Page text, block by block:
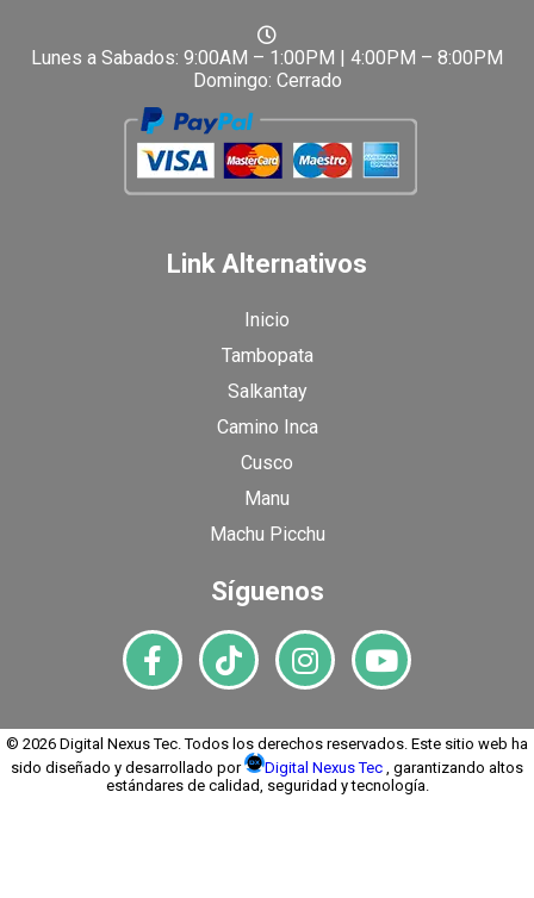
Lunes a Sabados: 9:00AM – 1:00PM | 4:00PM – 8:00PM
Domingo: Cerrado
Link Alternativos
Inicio
Tambopata
Salkantay
Camino Inca
Cusco
Manu
Machu Picchu
Síguenos
© 2026 Digital Nexus Tec. Todos los derechos reservados. Este sitio web ha
sido diseñado y desarrollado por
Digital Nexus Tec , garantizando altos
estándares de calidad, seguridad y tecnología.